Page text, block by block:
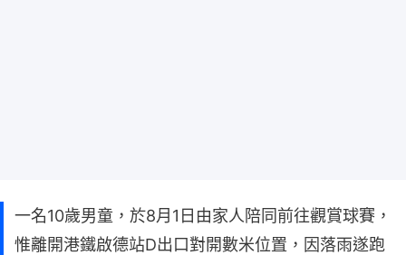
一名10歲男童，於8月1日由家人陪同前往觀賞球賽，
惟離開港鐵啟德站D出口對開數米位置，因落雨遂跑